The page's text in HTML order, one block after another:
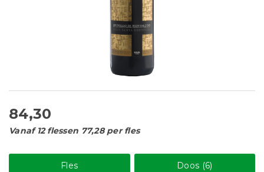
84,30
Vanaf 12 flessen 77,28 per fles
Fles Doos (6)